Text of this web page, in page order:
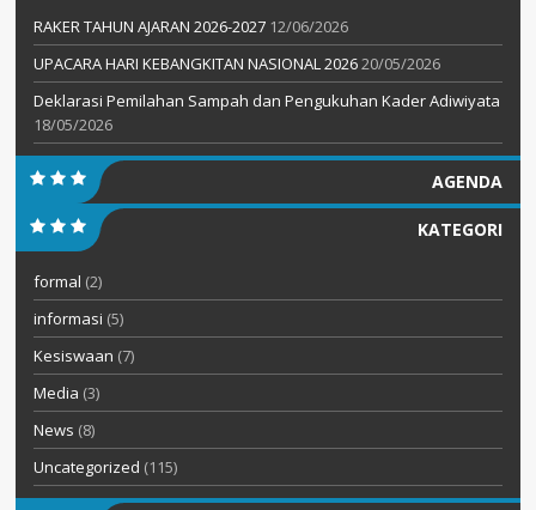
RAKER TAHUN AJARAN 2026-2027 12/06/2026
UPACARA HARI KEBANGKITAN NASIONAL 202620/05/2026
Deklarasi Pemilahan Sampah dan Pengukuhan Kader Adiwiyata
18/05/2026
AGENDA
KATEGORI
formal (2)
informasi (5)
Kesiswaan (7)
Media (3)
News (8)
Uncategorized (115)